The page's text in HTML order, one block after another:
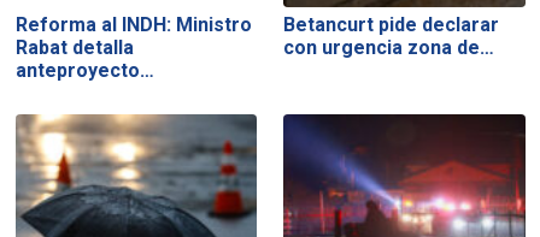
Reforma al INDH: Ministro
Rabat detalla
anteproyecto…
Betancurt pide declarar
con urgencia zona de…